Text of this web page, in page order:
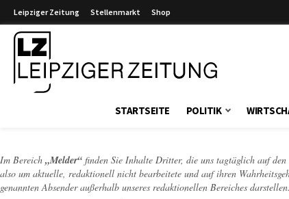
Leipziger Zeitung Stellenmarkt Shop
STARTSEITE POLITIK
Im Bereich „Melder“ finden Sie Inhalte Dritter, die uns tagtäglich auf
also um aktuelle, redaktionell nicht bearbeitete und auf ihren
genannten Absender außerhalb unseres redaktionellen Bereiches darstellen.